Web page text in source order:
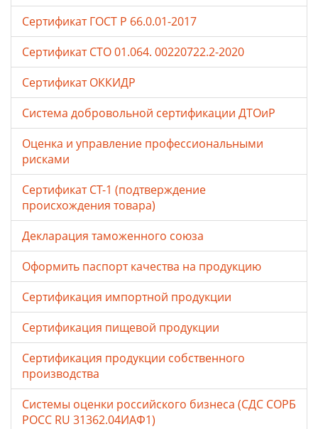
Сертификат ГОСТ Р 66.0.01-2017
Сертификат СТО 01.064. 00220722.2-2020
Сертификат ОККИДР
Система добровольной сертификации ДТОиР
Оценка и управление профессиональными
рисками
Сертификат СТ-1 (подтверждение
происхождения товара)
Декларация таможенного союза
Оформить паспорт качества на продукцию
Сертификация импортной продукции
Сертификация пищевой продукции
Сертификация продукции собственного
производства
Системы оценки российского бизнеса (СДС СОРБ
РОСС RU 31362.04ИАФ1)